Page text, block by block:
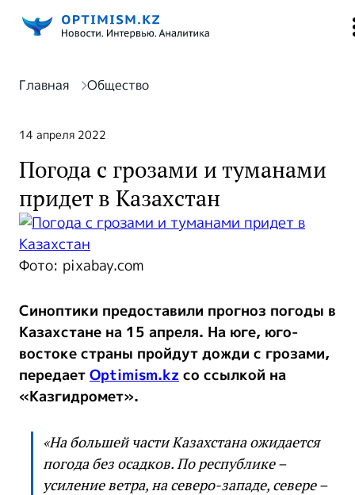
Главная Общество
14 апреля 2022
Погода с грозами и туманами
придет в Казахстан
Фото: pixabay.com
Синоптики предоставили прогноз погоды в
Казахстане на 15 апреля. На юге, юго-
востоке страны пройдут дожди с грозами,
передаетOptimism.kz со ссылкой на
«Казгидромет».
«На большей части Казахстана ожидается
погода без осадков. По республике –
усиление ветра, на северо-западе, севере –